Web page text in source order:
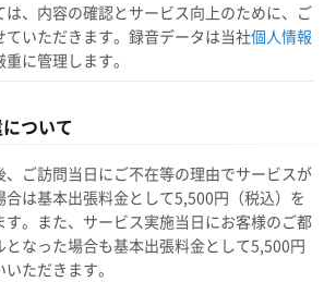
は、内容の確認とサービス向上のために、ご
いただきます。録音データは当社個人情報
に管理します。
ついて
、ご訪問当日にご不在等の理由でサービスが
合は基本出張料金として5,500円（税込）を
す。また、サービス実施当日にお客様のご都
なった場合も基本出張料金として5,500円
ただきます。